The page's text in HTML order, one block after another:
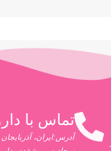
تماس با
آدرس:ایران،